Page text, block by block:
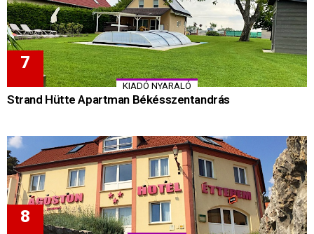
KIADÓ NYARALÓ
Strand Hütte Apartman Békésszentandrás